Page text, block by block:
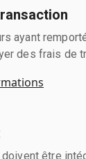
ayant
des frais de
être